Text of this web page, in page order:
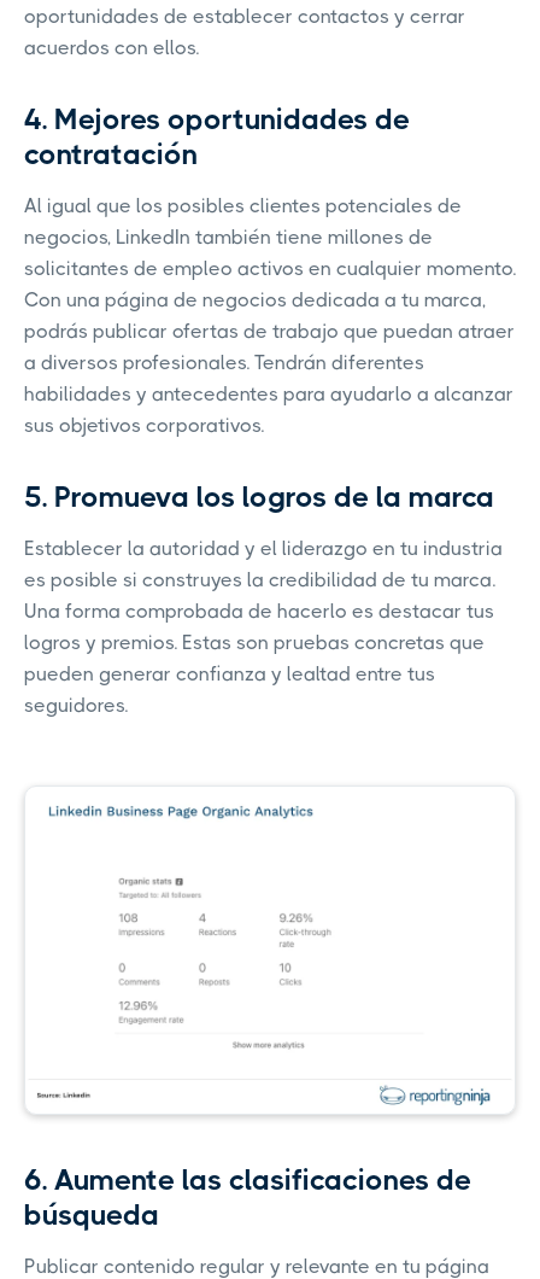
oportunidades de establecer contactos y cerrar
acuerdos con ellos.
4. Mejores oportunidades de
contratación
Al igual que los posibles clientes potenciales de
negocios, LinkedIn también tiene millones de
solicitantes de empleo activos en cualquier momento.
Con una página de negocios dedicada a tu marca,
podrás publicar ofertas de trabajo que puedan atraer
a diversos profesionales. Tendrán diferentes
habilidades y antecedentes para ayudarlo a alcanzar
sus objetivos corporativos.
5. Promueva los logros de la marca
Establecer la autoridad y el liderazgo en tu industria
es posible si construyes la credibilidad de tu marca.
Una forma comprobada de hacerlo es destacar tus
logros y premios. Estas son pruebas concretas que
pueden generar confianza y lealtad entre tus
seguidores.
6. Aumente las clasificaciones de
búsqueda
Publicar contenido regular y relevante en tu página